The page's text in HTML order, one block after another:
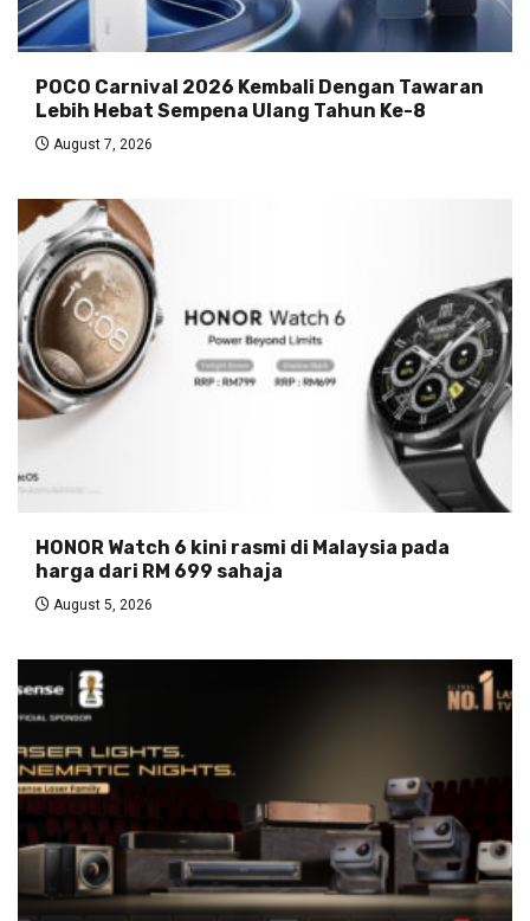
POCO Carnival 2026 Kembali Dengan Tawaran
Lebih Hebat Sempena Ulang Tahun Ke-8
August 7, 2026
HONOR Watch 6 kini rasmi di Malaysia pada
harga dari RM 699 sahaja
August 5, 2026